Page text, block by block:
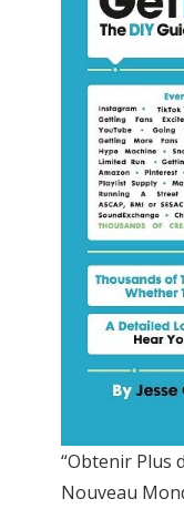
“Obtenir Plus
Nouveau